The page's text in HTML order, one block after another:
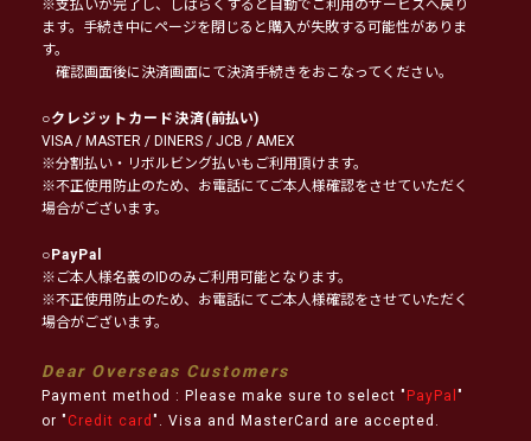
※支払いが完了し、しばらくすると自動でご利用のサービスへ戻り
ます。手続き中にページを閉じると購入が失敗する可能性がありま
す。
確認画面後に決済画面にて決済手続きをおこなってください。
○クレジットカード決済(前払い)
VISA / MASTER / DINERS / JCB / AMEX
※分割払い・リボルビング払いもご利用頂けます。
※不正使用防止のため、お電話にてご本人様確認をさせていただく
場合がございます。
○PayPal
※ご本人様名義のIDのみご利用可能となります。
※不正使用防止のため、お電話にてご本人様確認をさせていただく
場合がございます。
Dear Overseas Customers
Payment method : Please make sure to select " PayPal "
or " Credit card ". Visa and MasterCard are accepted.